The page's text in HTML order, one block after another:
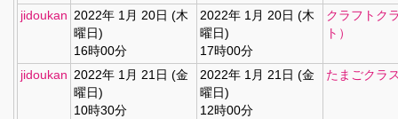
jidoukan 2022年 1月 20日 (木
曜日)
16時00分
2022年 1月 20日 (木
曜日)
17時00分
クラフトク
ト）
jidoukan 2022年 1月 21日 (金
曜日)
10時30分
2022年 1月 21日 (金
曜日)
12時00分
たまごクラ